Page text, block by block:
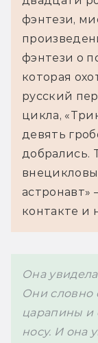
фэнтези,
фэнтези о
которая
русский
цикла,
девять
добрались.
контакте и
Она
Они словно
царапины и
носу. И она